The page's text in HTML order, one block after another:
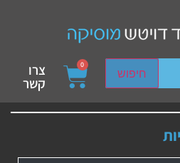
חיפוש
device users, explore by
0 צרו
קשר